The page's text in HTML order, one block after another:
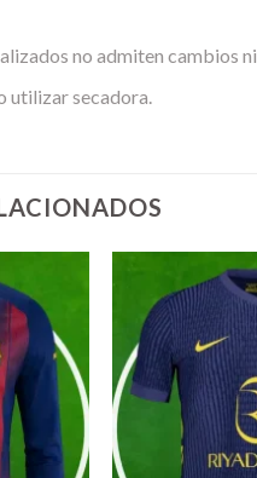
no admiten cambios
utilizar secadora.